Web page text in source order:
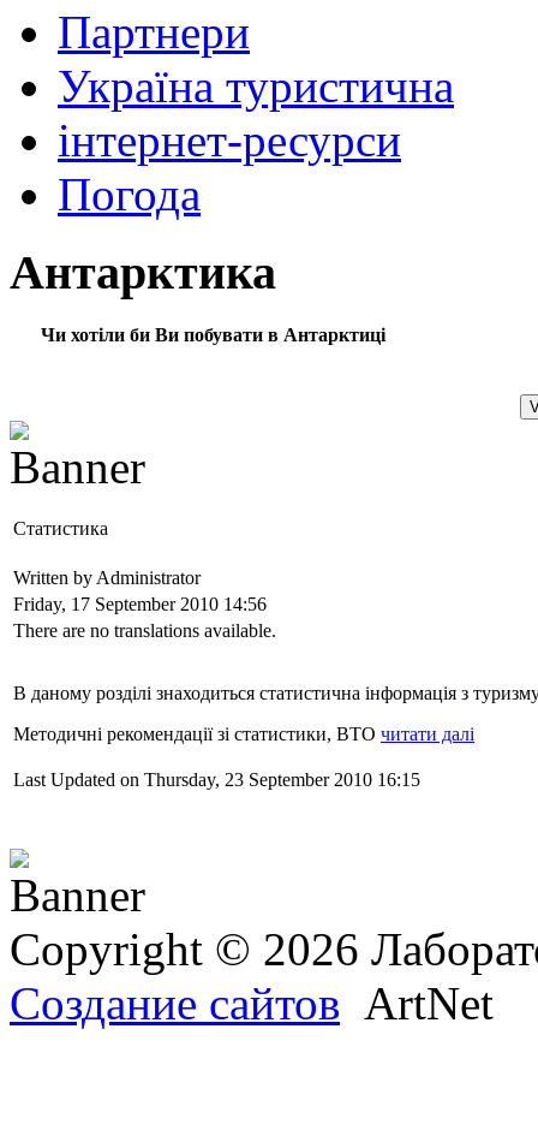
Партнери
Україна туристична
інтернет-ресурси
Погода
Антарктика
Чи хотіли би Ви побувати в Антарктиці
Статистика
Written by Administrator
Friday, 17 September 2010 14:56
There are no translations available.
В даному розділі знаходиться статистична інформація з
Методичні рекомендації зі статистики, ВТО читати далі
Last Updated on Thursday, 23 September 2010 16:15
Copyright © 2026
Создание сайтов ArtNet